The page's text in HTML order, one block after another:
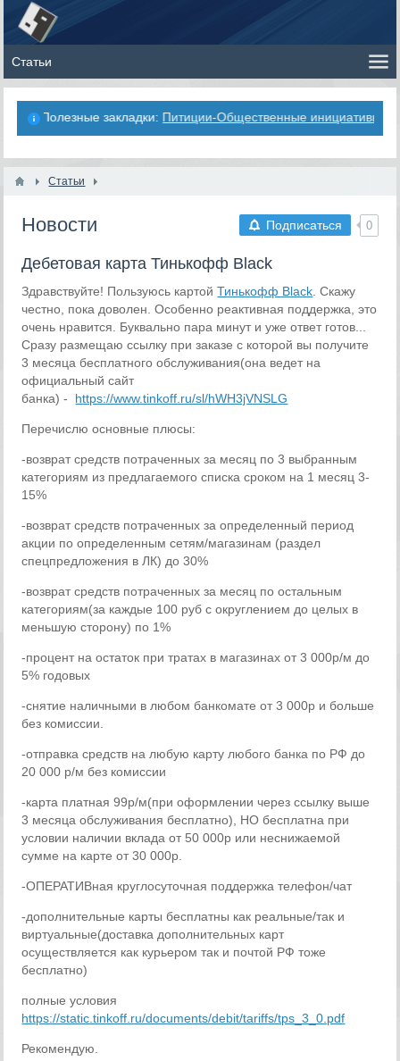
Полезные закладки: Питиции-Общественные инициативы
Статьи
Подписаться 0
Новости
Дебетовая карта Тинькофф Black
Здравствуйте! Пользуюсь картойТинькофф Black . Скажу
честно, пока доволен. Особенно реактивная поддержка, это
очень нравится. Буквально пара минут и уже ответ готов...
Сразу размещаю ссылку при заказе с которой вы получите
3 месяца бесплатного обслуживания(она ведет на
официальный сайт
банка) - https://www.tinkoff.ru/sl/hWH3jVNSLG
Перечислю основные плюсы:
-возврат средств потраченных за месяц по 3 выбранным
категориям из предлагаемого списка сроком на 1 месяц 3-
15%
-возврат средств потраченных за определенный период
акции по определенным сетям/магазинам (раздел
спецпредложения в ЛК) до 30%
-возврат средств потраченных за месяц по остальным
категориям(за каждые 100 руб с округлением до целых в
меньшую сторону) по 1%
-процент на остаток при тратах в магазинах от 3 000р/м до
5% годовых
-снятие наличными в любом банкомате от 3 000р и больше
без комиссии.
-отправка средств на любую карту любого банка по РФ до
20 000 р/м без комиссии
-карта платная 99р/м(при оформлении через ссылку выше
3 месяца обслуживания бесплатно), НО бесплатна при
условии наличии вклада от 50 000р или неснижаемой
сумме на карте от 30 000р.
-ОПЕРАТИВная круглосуточная поддержка телефон/чат
-дополнительные карты бесплатны как реальные/так и
виртуальные(доставка дополнительных карт
осуществляется как курьером так и почтой РФ тоже
бесплатно)
полные условия
https://static.tinkoff.ru/documents/debit/tariffs/tps_3_0.pdf
Рекомендую.